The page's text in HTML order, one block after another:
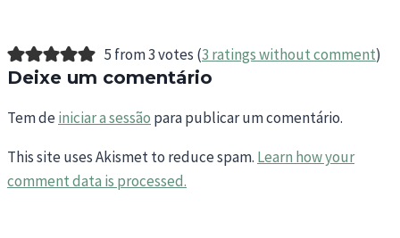
5 from 3 votes (3 ratings without comment)
Deixe um comentário
Tem deiniciar a sessão para publicar um comentário.
This site uses Akismet to reduce spam. Learn how your
comment data is processed.